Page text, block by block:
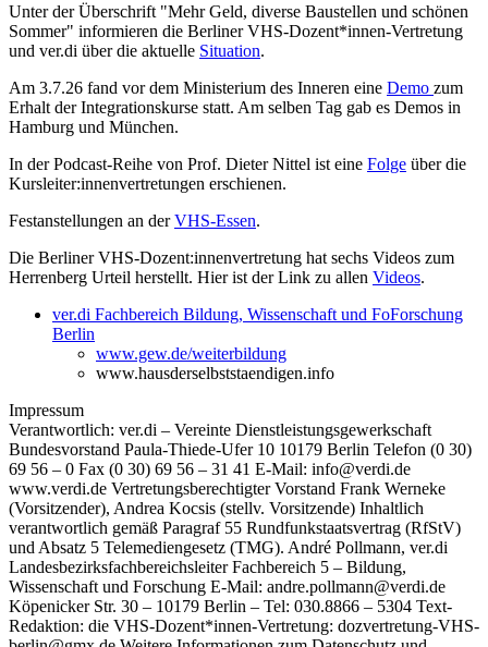
Unter der Überschrift "Mehr Geld, diverse Baustellen und schönen
Sommer" informieren die Berliner VHS-Dozent*innen-Vertretung
und ver.di über die aktuelle Situation.
Am 3.7.26 fand vor dem Ministerium des Inneren eine Demo zum
Erhalt der Integrationskurse statt. Am selben Tag gab es Demos in
Hamburg und München.
In der Podcast-Reihe von Prof. Dieter Nittel ist eine Folge über die
Kursleiter:innenvertretungen erschienen.
Festanstellungen an derVHS-Essen.
Die Berliner VHS-Dozent:innenvertretung hat sechs Videos zum
Herrenberg Urteil herstellt. Hier ist der Link zu allen Videos.
ver.di Fachbereich Bildung, Wissenschaft und FoForschung
Berlin
www.gew.de/weiterbildung
www.hausderselbststaendigen.info
Impressum
Verantwortlich: ver.di – Vereinte Dienstleistungsgewerkschaft
Bundesvorstand Paula-Thiede-Ufer 10 10179 Berlin Telefon (0 30)
69 56 – 0 Fax (0 30) 69 56 – 31 41 E-Mail: info@verdi.de
www.verdi.de Vertretungsberechtigter Vorstand Frank Werneke
(Vorsitzender), Andrea Kocsis (stellv. Vorsitzende) Inhaltlich
verantwortlich gemäß Paragraf 55 Rundfunkstaatsvertrag (RfStV)
und Absatz 5 Telemediengesetz (TMG). André Pollmann, ver.di
Landesbezirksfachbereichsleiter Fachbereich 5 – Bildung,
Wissenschaft und Forschung E-Mail: andre.pollmann@verdi.de
Köpenicker Str. 30 – 10179 Berlin – Tel: 030.8866 – 5304 Text-
Redaktion: die VHS-Dozent*innen-Vertretung: dozvertretung-VHS-